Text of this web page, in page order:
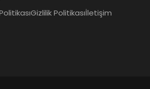
Gizlilik Politikasıİletişim